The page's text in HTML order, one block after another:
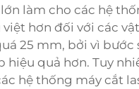
làm cho các hệ
hơn đối với các
25 mm, bởi vì bước
hiệu quả hơn. Tuy
hệ thống máy cắt